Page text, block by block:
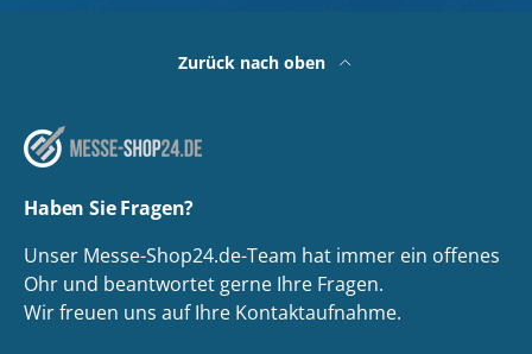
Zurück nach oben
Haben Sie Fragen?
Unser Messe-Shop24.de-Team hat immer ein offenes
Ohr und beantwortet gerne Ihre Fragen.
Wir freuen uns auf Ihre Kontaktaufnahme.